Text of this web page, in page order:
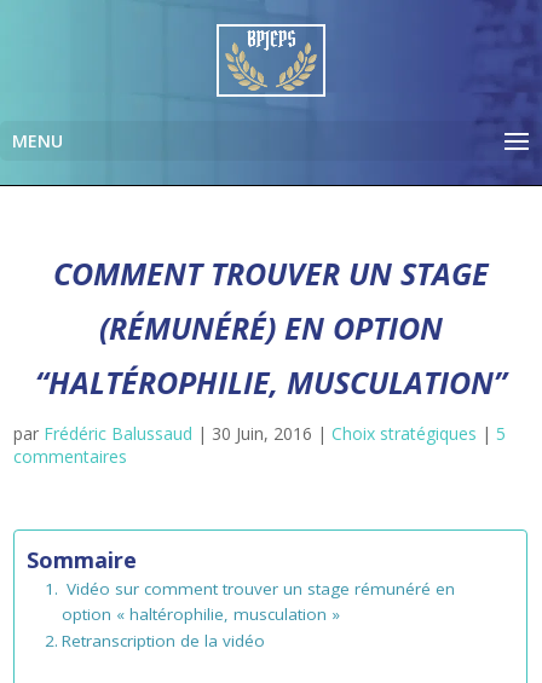
COMMENT TROUVER UN STAGE
(RÉMUNÉRÉ) EN OPTION
“HALTÉROPHILIE, MUSCULATION”
par Frédéric Balussaud | 30 Juin, 2016 |Choix stratégiques | 5
commentaires
Sommaire
Vidéo sur comment trouver un stage rémunéré en
option « haltérophilie, musculation »
Retranscription de la vidéo